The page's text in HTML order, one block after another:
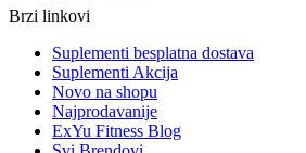
Brzi linkovi
Suplementi besplatna dostava
Suplementi Akcija
Novo na shopu
Najprodavanije
ExYu Fitness Blog